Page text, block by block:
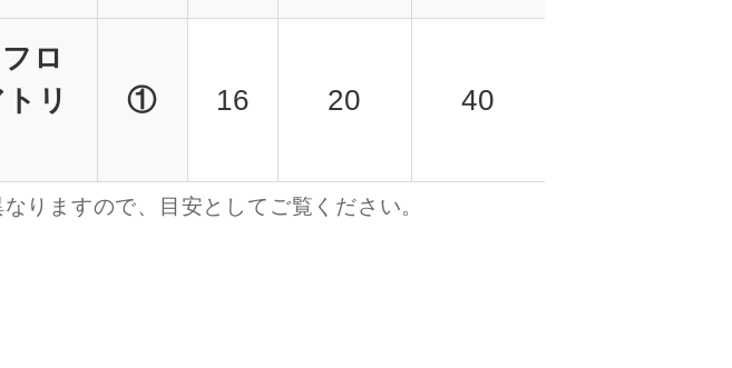
ロ
リ
① 16 20 40
りますので、目安としてご覧ください。